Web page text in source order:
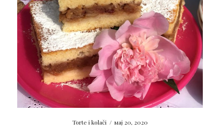
Torte i kolači / мај 20, 2020